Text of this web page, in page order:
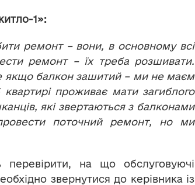
1»:
ремонт – вони, в основному всі
ремонт – їх треба розшивати.
якщо балкон зашитий – ми не маєм
проживає мати загиблого
які звертаються з балконами
поточний ремонт, но ми
на що обслуговуючі
звернутися до керівника із